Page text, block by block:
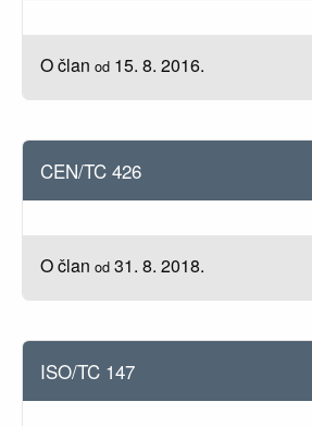
O član od 15. 8. 2016.
CEN/TC 426
O član od 31. 8. 2018.
ISO/TC 147